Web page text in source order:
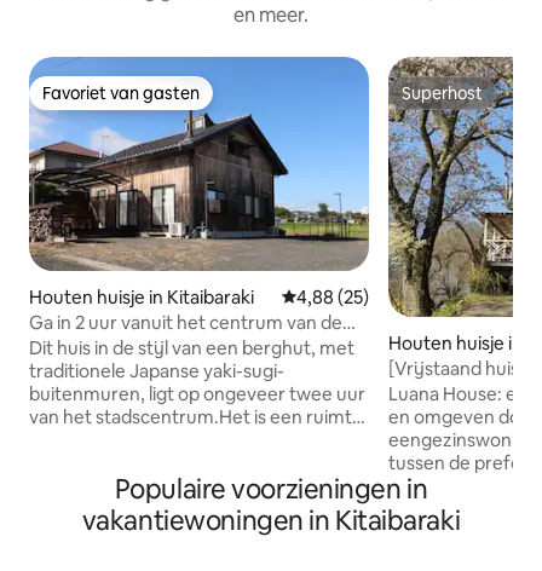
en meer.
Favoriet van gasten
Favoriet van gasten
Houten huisje in Kitaibaraki Gemiddelde beoordeling van
4,88 (25)
Ga in 2 uur vanuit het centrum van de
stad naar het zomerresort in Kanto!
Geheime basis voor volwassenen
"KamisodaBase"
Dit huis in de stijl van een berghut, met
traditionele Japanse yaki-sugi-
buitenmuren, ligt op ongeveer twee uur
van het stadscentrum.Het is een ruimte
op het platteland met het geluid van
tjilpende vogels.Het gebouw heeft een
woon-/eetkamer met houten pilaren en
Superhost
Superhost
Houten huisje in
[Vrijstaand huis
aan de rivier –
BBQ/buitenbad/
Luana House:
en omgeven door natuur
eengezinswoning
tussen de
Tochigi,
Je kunt hier
tijd, net alsof je
Populaire voorzieningen in
vakantiewoningen in Kitaibaraki